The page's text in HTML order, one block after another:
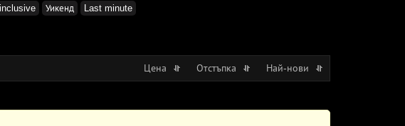
Уикенд Last minute
Цена Отстъпка Най-нови